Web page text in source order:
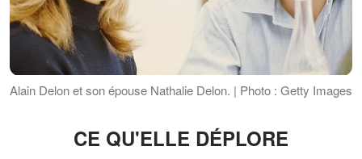
Alain Delon et son épouse Nathalie Delon. | Photo : Getty Images
CE QU'ELLE DÉPLORE